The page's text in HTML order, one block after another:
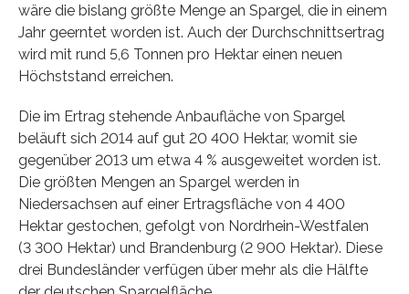
wäre die bislang größte Menge an Spargel, die in einem
Jahr geerntet worden ist. Auch der Durchschnittsertrag
wird mit rund 5,6 Tonnen pro Hektar einen neuen
Höchststand erreichen.
Die im Ertrag stehende Anbaufläche von Spargel
beläuft sich 2014 auf gut 20 400 Hektar, womit sie
gegenüber 2013 um etwa 4 % ausgeweitet worden ist.
Die größten Mengen an Spargel werden in
Niedersachsen auf einer Ertragsfläche von 4 400
Hektar gestochen, gefolgt von Nordrhein-Westfalen
(3 300 Hektar) und Brandenburg (2 900 Hektar). Diese
drei Bundesländer verfügen über mehr als die Hälfte